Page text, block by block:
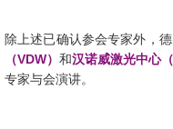
除上述已确认参会专家外，
（VDW） 和汉诺威激光中心（
专家与会演讲。